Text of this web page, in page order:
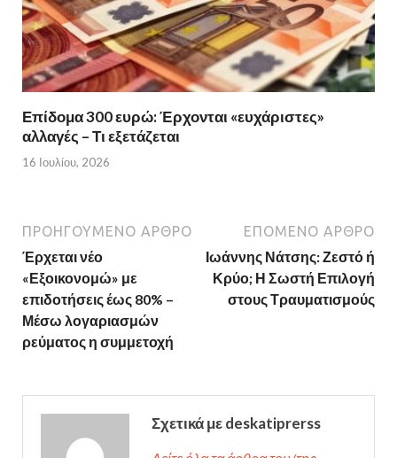
Επίδομα 300 ευρώ: Έρχονται «ευχάριστες»
αλλαγές – Τι εξετάζεται
16 Ιουλίου, 2026
ΠΡΟΗΓΟΎΜΕΝΟ ΆΡΘΡΟ
Έρχεται νέο
«Εξοικονομώ» με
επιδοτήσεις έως 80% –
Μέσω λογαριασμών
ρεύματος η συμμετοχή
ΕΠΌΜΕΝΟ ΆΡΘΡΟ
Ιωάννης Νάτσης: Ζεστό ή
Κρύο; Η Σωστή Επιλογή
στους Τραυματισμούς
Σχετικά με deskatiprerss